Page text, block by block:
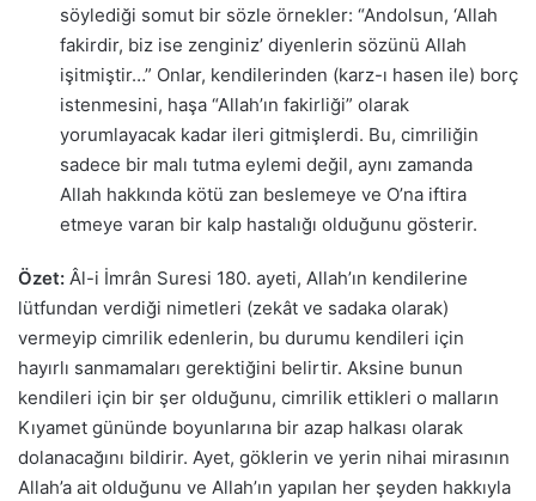
söylediği somut bir sözle örnekler: “Andolsun, ‘Allah
fakirdir, biz ise zenginiz’ diyenlerin sözünü Allah
işitmiştir…” Onlar, kendilerinden (karz-ı hasen ile) borç
istenmesini, haşa “Allah’ın fakirliği” olarak
yorumlayacak kadar ileri gitmişlerdi. Bu, cimriliğin
sadece bir malı tutma eylemi değil, aynı zamanda
Allah hakkında kötü zan beslemeye ve O’na iftira
etmeye varan bir kalp hastalığı olduğunu gösterir.
Özet: Âl-i İmrân Suresi 180. ayeti, Allah’ın kendilerine
lütfundan verdiği nimetleri (zekât ve sadaka olarak)
vermeyip cimrilik edenlerin, bu durumu kendileri için
hayırlı sanmamaları gerektiğini belirtir. Aksine bunun
kendileri için bir şer olduğunu, cimrilik ettikleri o malların
Kıyamet gününde boyunlarına bir azap halkası olarak
dolanacağını bildirir. Ayet, göklerin ve yerin nihai mirasının
Allah’a ait olduğunu ve Allah’ın yapılan her şeyden hakkıyla